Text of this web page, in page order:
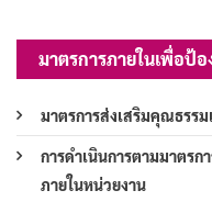
มาตรการภายในเพื่อป้
มาตรการส่งเสริมคุณธรร
การดำเนินการตามมาตร
ภายในหน่วยงาน